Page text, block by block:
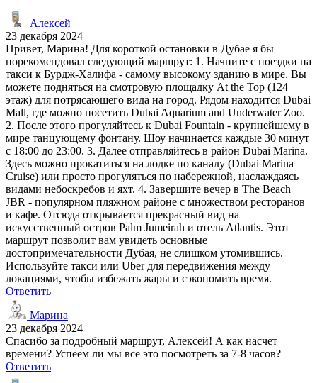
Алексей
23 декабря 2024
Привет, Марина! Для короткой остановки в Дубае я бы
порекомендовал следующий маршрут: 1. Начните с поездки на
такси к Бурдж-Халифа - самому высокому зданию в мире. Вы
можете подняться на смотровую площадку At the Top (124
этаж) для потрясающего вида на город. Рядом находится Dubai
Mall, где можно посетить Dubai Aquarium and Underwater Zoo.
2. После этого прогуляйтесь к Dubai Fountain - крупнейшему в
мире танцующему фонтану. Шоу начинается каждые 30 минут
с 18:00 до 23:00. 3. Далее отправляйтесь в район Dubai Marina.
Здесь можно прокатиться на лодке по каналу (Dubai Marina
Cruise) или просто прогуляться по набережной, наслаждаясь
видами небоскребов и яхт. 4. Завершите вечер в The Beach
JBR - популярном пляжном районе с множеством ресторанов
и кафе. Отсюда открывается прекрасный вид на
искусственный остров Palm Jumeirah и отель Atlantis. Этот
маршрут позволит вам увидеть основные
достопримечательности Дубая, не слишком утомившись.
Используйте такси или Uber для передвижения между
локациями, чтобы избежать жары и сэкономить время.
Ответить
Марина
23 декабря 2024
Спасибо за подробный маршрут, Алексей! А как насчет
времени? Успеем ли мы все это посмотреть за 7-8 часов?
Ответить